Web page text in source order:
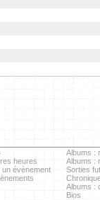
heures
évènement
Albums :
Albums :
Sorties
Albums :
Bios